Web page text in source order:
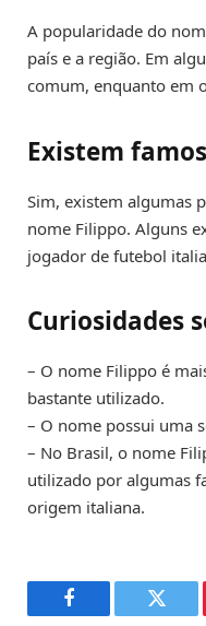
A popularidade do
país e a região. Em
comum, enquanto em
Existem
Sim, existem algumas
nome Filippo. Alguns
jogador de futebol
Curiosidades
– O nome Filippo é
bastante utilizado.
– O nome possui uma
– No Brasil, o nome
utilizado por algumas
origem italiana.
Facebook